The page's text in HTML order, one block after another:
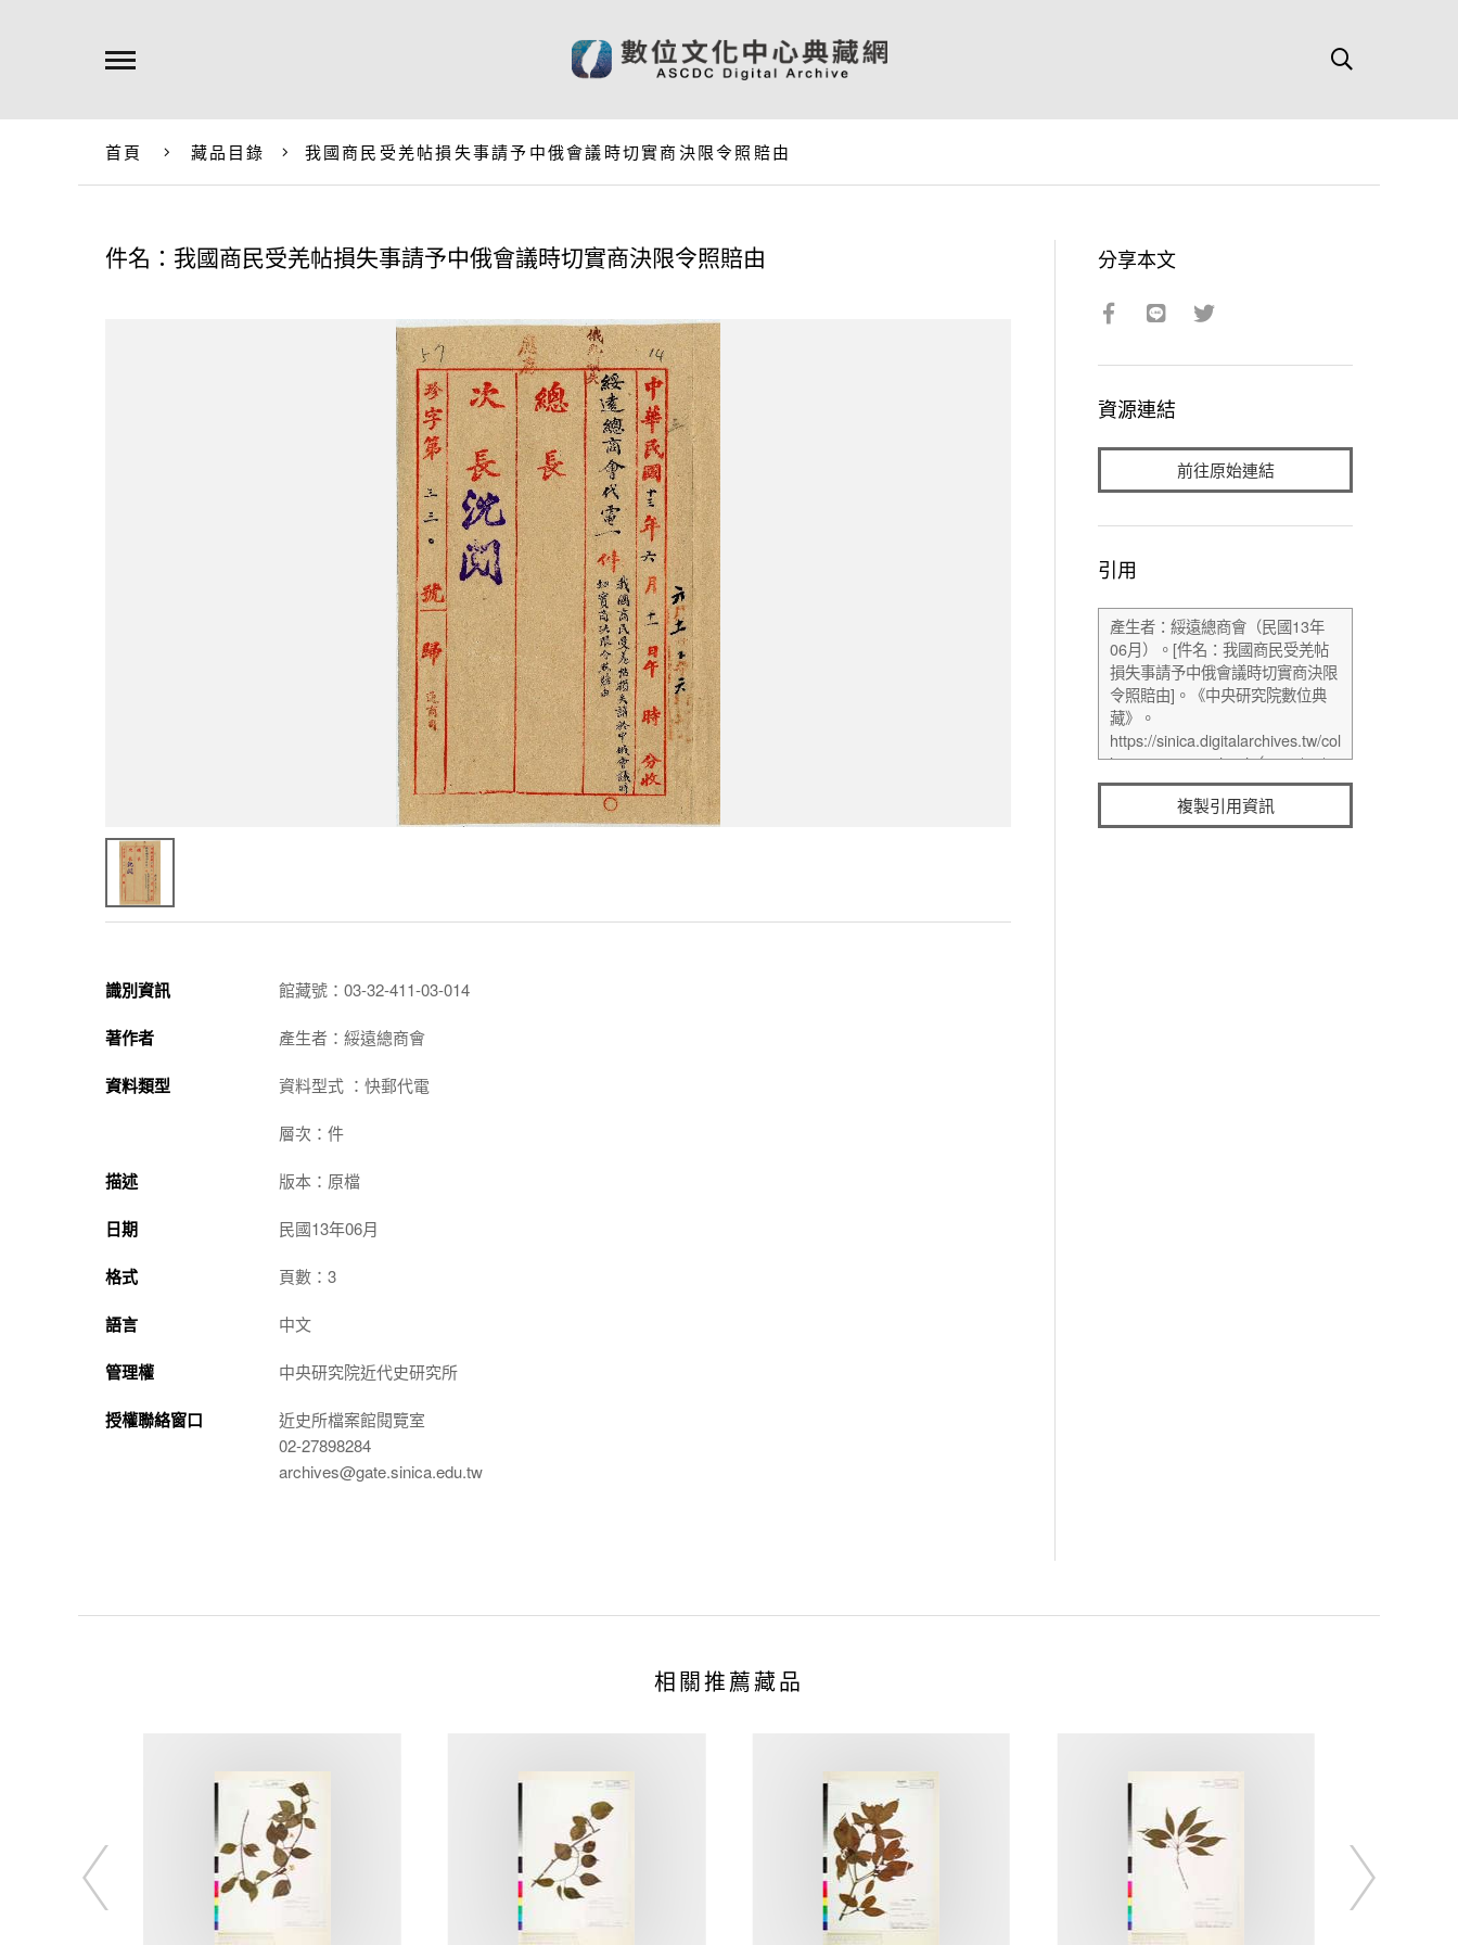
首頁 藏品目錄 我國商民受羌帖損失事請予中俄會議時切實商決限令照賠由
件名：我國商民受羌帖損失事請予中俄會議時切實商決限令照賠由
識別資訊 館藏號：03-32-411-03-014
著作者 產生者：綏遠總商會
資料類型 資料型式 ：快郵代電
層次：件
描述 版本：原檔
日期 民國13年06月
格式 頁數：3
語言 中文
管理權 中央研究院近代史研究所
授權聯絡窗口
近史所檔案館閱覽室
02-27898284
archives@gate.sinica.edu.tw
分享本文
資源連結
前往原始連結
引用
複製引用資訊
相關推薦藏品